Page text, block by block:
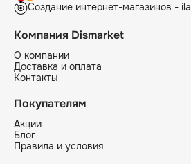
Создание интернет-магазинов -
Компания Dismarket
О компании
Доставка и оплата
Контакты
Покупателям
Акции
Блог
Правила и условия